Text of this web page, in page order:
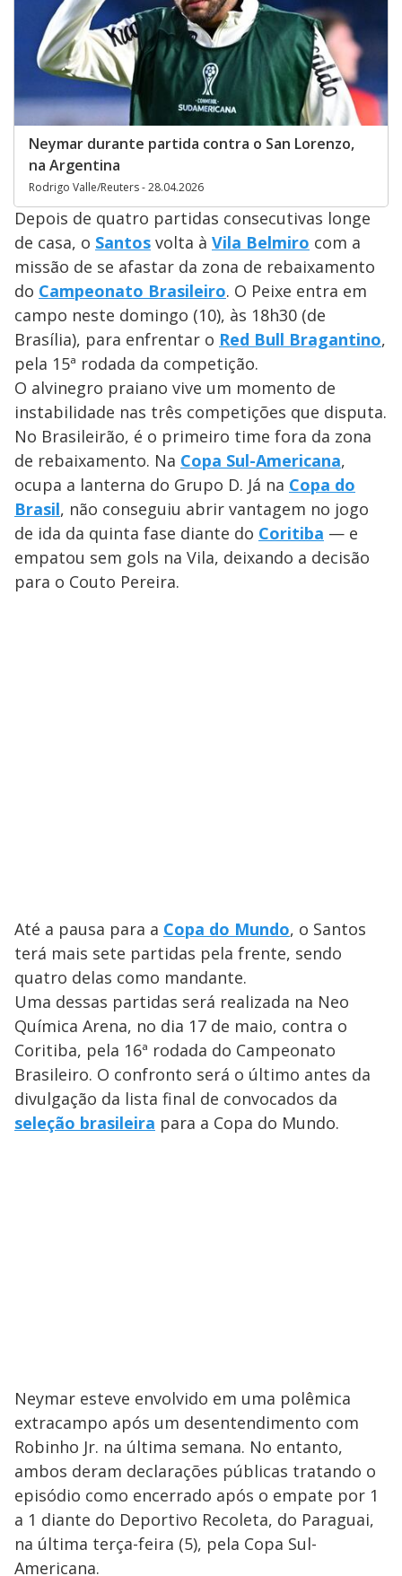
Neymar durante partida contra o San Lorenzo,
na Argentina
Rodrigo Valle/Reuters - 28.04.2026
Depois de quatro partidas consecutivas longe
de casa, o Santos volta à Vila Belmiro com a
missão de se afastar da zona de rebaixamento
do Campeonato Brasileiro. O Peixe entra em
campo neste domingo (10), às 18h30 (de
Brasília), para enfrentar o Red Bull Bragantino,
pela 15ª rodada da competição.
O alvinegro praiano vive um momento de
instabilidade nas três competições que disputa.
No Brasileirão, é o primeiro time fora da zona
de rebaixamento. Na Copa Sul-Americana,
ocupa a lanterna do Grupo D. Já na Copa do
Brasil, não conseguiu abrir vantagem no jogo
de ida da quinta fase diante do Coritiba — e
empatou sem gols na Vila, deixando a decisão
para o Couto Pereira.
Até a pausa para a Copa do Mundo, o Santos
terá mais sete partidas pela frente, sendo
quatro delas como mandante.
Uma dessas partidas será realizada na Neo
Química Arena, no dia 17 de maio, contra o
Coritiba, pela 16ª rodada do Campeonato
Brasileiro. O confronto será o último antes da
divulgação da lista final de convocados da
seleção brasileira para a Copa do Mundo.
Neymar esteve envolvido em uma polêmica
extracampo após um desentendimento com
Robinho Jr. na última semana. No entanto,
ambos deram declarações públicas tratando o
episódio como encerrado após o empate por 1
a 1 diante do Deportivo Recoleta, do Paraguai,
na última terça-feira (5), pela Copa Sul-
Americana.